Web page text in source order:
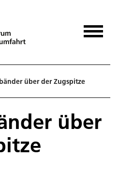
über der Zugspitze
über